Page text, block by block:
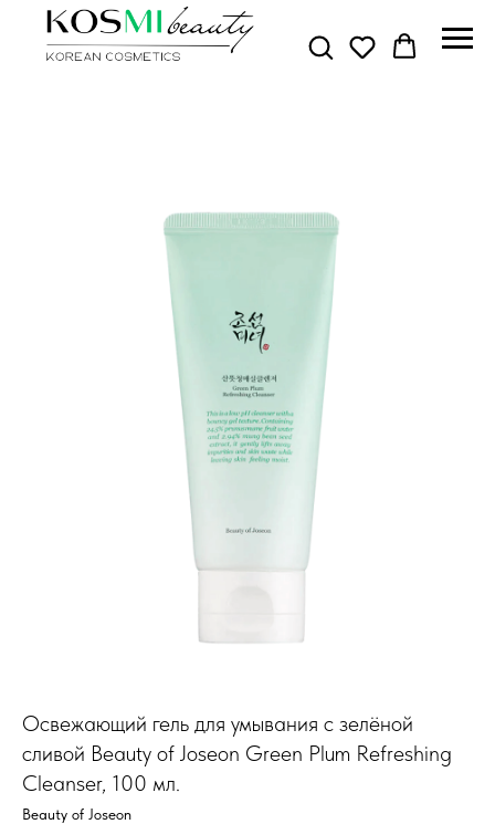
Освежающий гель для умывания с зелёной
сливой Beauty of Joseon Green Plum Refreshing
Cleanser, 100 мл.
Beauty of Joseon